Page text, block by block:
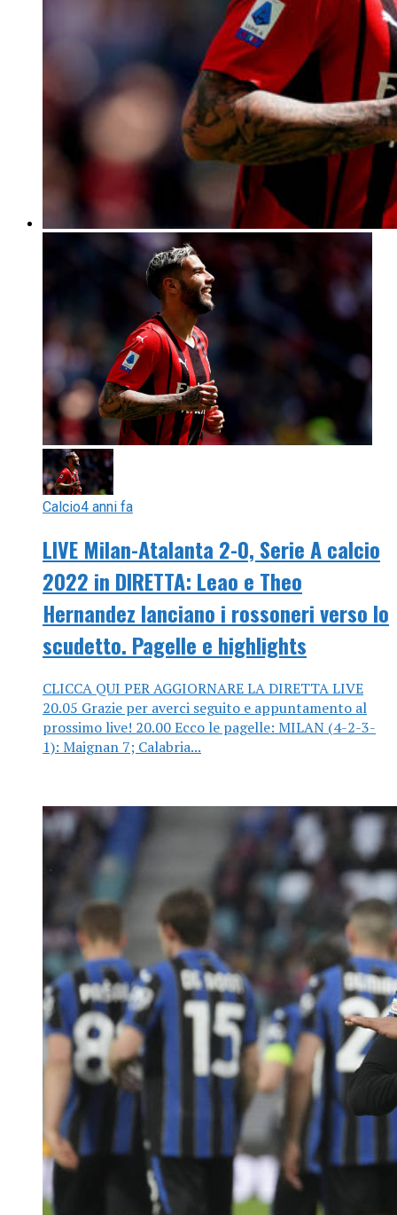
Calcio4 anni fa
LIVE Milan-Atalanta 2-0, Serie A calcio
2022 in DIRETTA: Leao e Theo
Hernandez lanciano i rossoneri verso lo
scudetto. Pagelle e highlights
CLICCA QUI PER AGGIORNARE LA DIRETTA LIVE
20.05 Grazie per averci seguito e appuntamento al
prossimo live! 20.00 Ecco le pagelle: MILAN (4-2-3-
1): Maignan 7; Calabria...